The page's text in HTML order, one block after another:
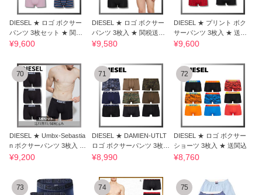
DIESEL ★ ロゴ ボクサー
パンツ 3枚セット ★ 関税
送料込
¥9,600
DIESEL ★ ロゴ ボクサー
パンツ 3枚入 ★ 関税送料
込
¥9,580
DIESEL ★ プリント ボク
サーパンツ 3枚入 ★ 送関
込
¥9,600
70
DIESEL ★ Umbx-Sebastia
n ボクサーパンツ 3枚入 関
税送料込
¥9,200
71
DIESEL ★ DAMIEN-UTLT
ロゴ ボクサーパンツ 3枚入
★ 送関込
¥8,990
72
DIESEL ★ ロゴ ボクサー
ショーツ 3枚入 ★ 送関込
¥8,760
73 74 75